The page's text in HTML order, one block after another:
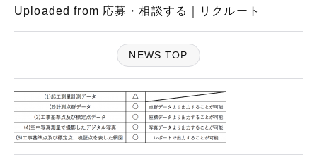
Uploaded from 応募・相談する｜リクルート
NEWS TOP